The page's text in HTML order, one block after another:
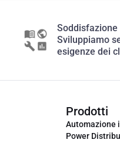
Sviluppiamo
esigenze dei
Prodotti
Automazione
Power